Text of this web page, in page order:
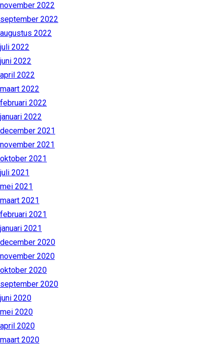
november 2022
september 2022
augustus 2022
juli 2022
juni 2022
april 2022
maart 2022
februari 2022
januari 2022
december 2021
november 2021
oktober 2021
juli 2021
mei 2021
maart 2021
februari 2021
januari 2021
december 2020
november 2020
oktober 2020
september 2020
juni 2020
mei 2020
april 2020
maart 2020